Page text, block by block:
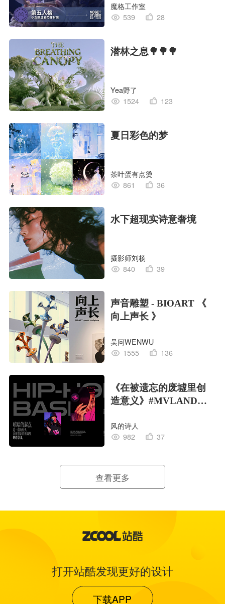
魔格工作室
539
28
潜林之息🌳🌳🌳
Yea野了
1524
123
夏日彩色的梦
茶叶蛋有点烫
861
36
水下超现实诗意奢境
摄影师刘杨
840
39
声音雕塑 - BIOART 《
向上声长 》
吴问WENWU
1555
136
《在被遗忘的废墟里创
造意义》#MVLAND嘻
风的诗人
982
37
查看更多
打开站酷发现更好的设计
下载APP